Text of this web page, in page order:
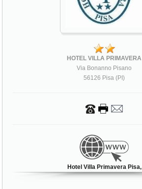
HOTEL VILLA PRIMAVERA
Via Bonanno Pisano
56126 Pisa (PI)
Hotel Villa Primavera Pisa,